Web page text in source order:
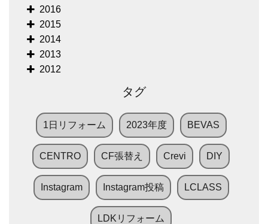
2016
2015
2014
2013
2012
タグ
1日リフォーム 2023年度 BEVAS
CENTRO CF張替え Crevi DIY
Instagram Instagram投稿 LCLASS
LDKリフォーム